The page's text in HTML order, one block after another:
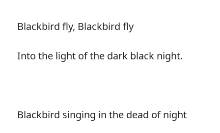
Blackbird fly, Blackbird fly
Into the light of the dark black night.
Blackbird singing in the dead of night